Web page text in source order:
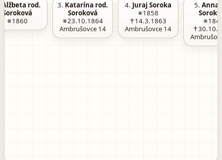
Alžbeta rod.
Soroková
1860
3. Katarína rod.
Soroková
23.10.1864
Ambrušovce 14
4. Juraj Soroka
1858
14.3.1863
Ambrušovce 14
5. Anna